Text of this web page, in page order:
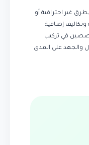
غير احترافية أو
وتكاليف إضافية
في تركيب
والجهد على المدى